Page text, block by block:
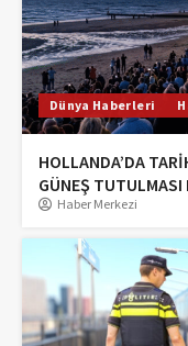
Dünya Haberleri
HOLLANDA’DA
GÜNEŞ TUTULMASI
Haber Merkezi